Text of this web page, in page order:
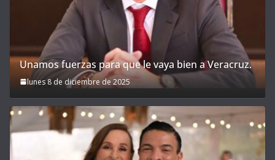
Unamos fuerzas para que le vaya bien a Veracruz.
lunes 8 de diciembre de 2025